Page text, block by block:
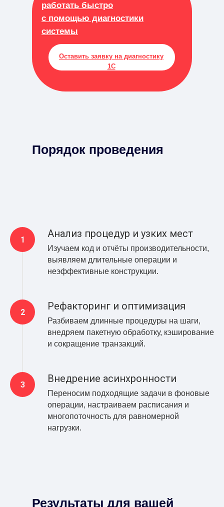
работать быстро
с помощью диагностики
системы
Оставить заявку на диагностику
1С
Порядок проведения
Анализ процедур и узких мест
Изучаем код и отчёты производительности,
выявляем длительные операции и
неэффективные конструкции.
Рефакторинг и оптимизация
Разбиваем длинные процедуры на шаги,
внедряем пакетную обработку, кэширование
и сокращение транзакций.
Внедрение асинхронности
Переносим подходящие задачи в фоновые
операции, настраиваем расписания и
многопоточность для равномерной
нагрузки.
Результаты для вашей